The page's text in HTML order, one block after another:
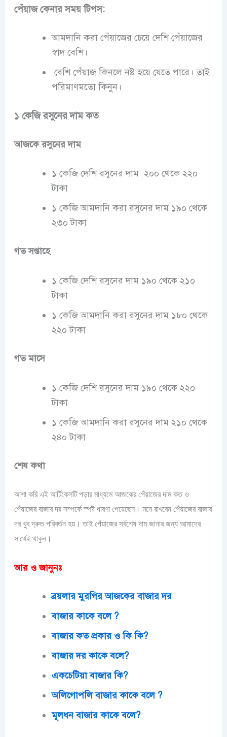
পেঁয়াজ কেনার সময় টিপস:
আমদানি করা পেঁয়াজের চেয়ে দেশি পেঁয়াজের
স্বাদ বেশি।
বেশি পেঁয়াজ কিনলে নষ্ট হয়ে যেতে পারে। তাই
পরিমাণমতো কিনুন।
১ কেজি রসুনের দাম কত
আজকেরসুনের দাম
১ কেজি দেশি রসুনের দাম ২০০ থেকে ২২০
টাকা
১ কেজি আমদানি করা রসুনের দাম ১৯০ থেকে
২৩০ টাকা
গত সপ্তাহে
১ কেজি দেশি রসুনের দাম ১৯০ থেকে ২১০
টাকা
১ কেজি আমদানি করা রসুনের দাম ১৮০ থেকে
২২০ টাকা
গত মাসে
১ কেজি দেশি রসুনের দাম ১৯০ থেকে ২২০
টাকা
১ কেজি আমদানি করা রসুনের দাম ২১০ থেকে
২৪০ টাকা
শেষ কথা
আশা করি এই আর্টিকেলটি পড়ার মাধ্যমে আজকের পেঁয়াজের দাম কত ও
পেঁয়াজের বাজার দর সম্পর্কে স্পষ্ট ধারণা পেয়েছেন। মনে রাখবেন পেঁয়াজের বাজার
দর খুব দ্রুত পরিবর্তন হয়। তাই পেঁয়াজের সর্বশেষ দাম জানার জন্য আমাদের
সাথেই থাকুন।
আর ও জানুনঃ
ব্রয়লার মুরগির আজকের বাজার দর
বাজার কাকে বলে ?
বাজার কত প্রকার ও কি কি?
বাজার দর কাকে বলে?
একচেটিয়া বাজার কি?
অলিগোপলি বাজার কাকে বলে ?
মূলধন বাজার কাকে বলে?